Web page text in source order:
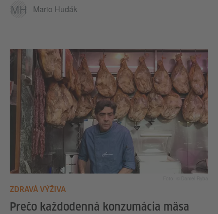
MH Mario Hudák
ZDRAVÁ VÝŽIVA
Prečo každodenná konzumácia mäsa